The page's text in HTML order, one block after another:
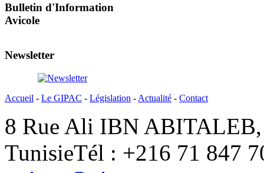
Bulletin d'Information
Avicole
Newsletter
Accueil - Le GIPAC - Législation - Actualité - Contact
8 Rue Ali IBN ABITALEB,
TunisieTél : +216 71 847